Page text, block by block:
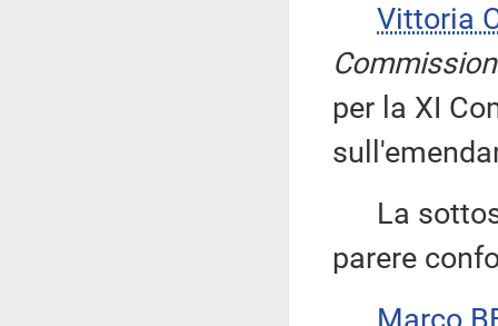
Vittoria
per la XI
La
parere